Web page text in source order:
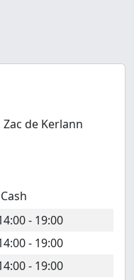
de Kerlann
- 19:00
- 19:00
- 19:00